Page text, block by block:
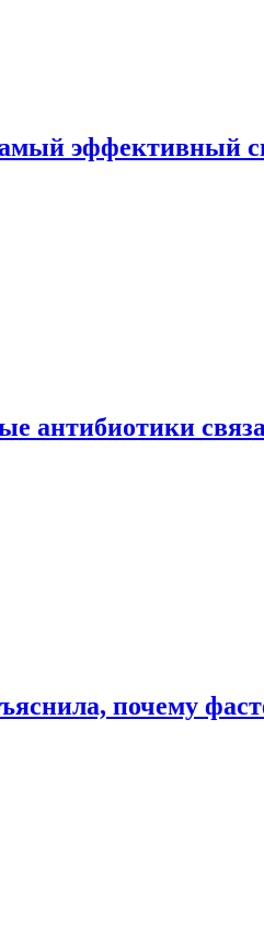
эффективный
антибиотики
почему